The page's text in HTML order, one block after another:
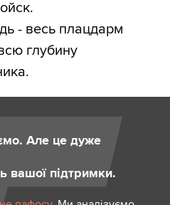
- весь плацдарм
глубину
Але це дуже
вашої підтримки.